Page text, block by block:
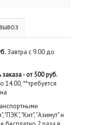
Завтра с 9.00 до
- от 500 руб.
**требуется
"Кит", "Азимут" и